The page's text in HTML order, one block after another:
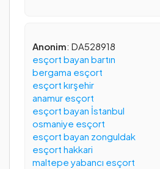
Anonim: DA528918
esçort bayan bartın
bergama esçort
esçort kırşehir
anamur esçort
esçort bayan İstanbul
osmaniye esçort
esçort bayan zonguldak
esçort hakkari
maltepe yabancı esçort